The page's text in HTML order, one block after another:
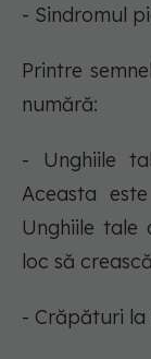
- Sindromul
Printre
numără:
- Unghiile
Aceasta
Unghiile tale
loc să
- Crăpături